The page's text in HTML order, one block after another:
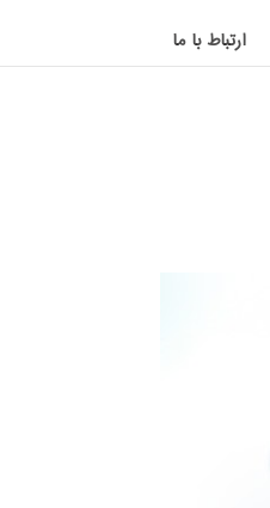
ارتباط با ما